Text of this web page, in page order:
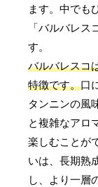
ます。中でも
「バルバレス
す。
バルバレスコ
特徴です。口
タンニンの風
と複雑なアロ
楽しむことが
いは、長期熟
し、より一層